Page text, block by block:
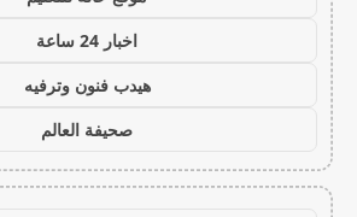
اخبار 24 ساعة
هيدب فنون وترفيه
صحيفة العالم